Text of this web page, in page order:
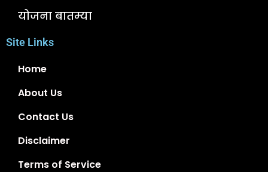
योजना बातम्या
Site Links
Home
About Us
Contact Us
Disclaimer
Terms of Service